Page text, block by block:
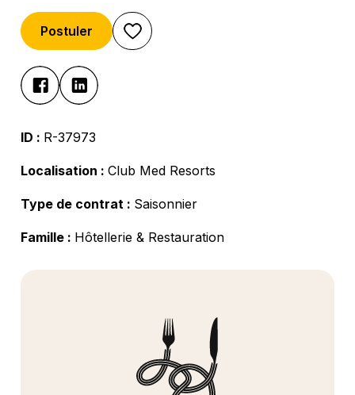
Postuler
ID : R-37973
Localisation : Club Med Resorts
Type de contrat : Saisonnier
Famille : Hôtellerie & Restauration